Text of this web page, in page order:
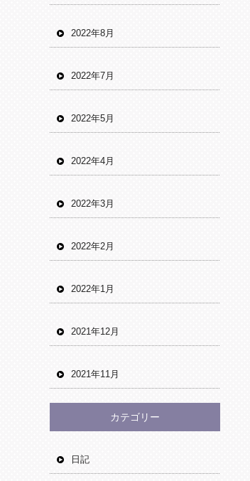
2022年8月
2022年7月
2022年5月
2022年4月
2022年3月
2022年2月
2022年1月
2021年12月
2021年11月
カテゴリー
日記